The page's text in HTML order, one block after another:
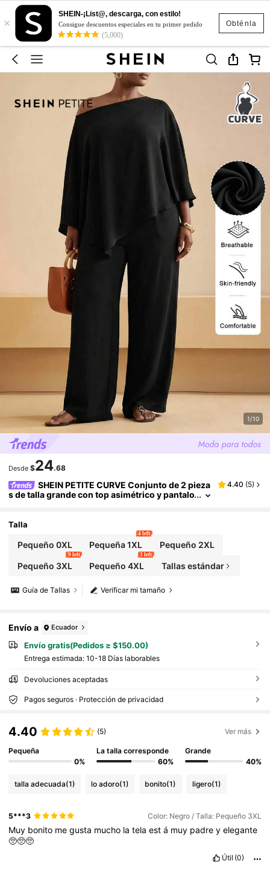
Obténla
×
SHEIN-¡List@, descarga, con estilo!
Consigue descuentos especiales en tu primer pedido
(5,000)
1/10
Desde $24.68
SHEIN PETITE CURVE Conjunto de 2 pieza
s de talla grande con top asimétrico y pantalo
4.40 (5)
Talla
Pequeño 0XL Pequeña 1XL
4 left
Pequeño 2XL
Pequeño 3XL
9 left
Pequeño 4XL
3 left
Tallas estándar
Verificar mi tamaño
Guía de Tallas
Envío a Ecuador
Envío gratis(Pedidos ≥ $150.00)
Entrega estimada: 10-18 Días laborables
Devoluciones aceptadas
Pagos seguros · Protección de privacidad
4.40 (5) Ver más
Pequeña
0%
La talla corresponde
60%
Grande
40%
talla adecuada(1) lo adoro(1) bonito(1) ligero(1)
5***3 Color: Negro / Talla: Pequeño 3XL
Muy bonito megusta mucho latelaestá muy padreyelegante
🥺🥺🥺
Útil (0)